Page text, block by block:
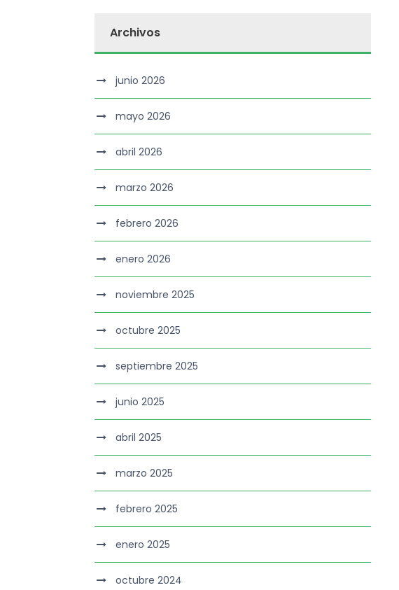
Archivos
junio 2026
mayo 2026
abril 2026
marzo 2026
febrero 2026
enero 2026
noviembre 2025
octubre 2025
septiembre 2025
junio 2025
abril 2025
marzo 2025
febrero 2025
enero 2025
octubre 2024